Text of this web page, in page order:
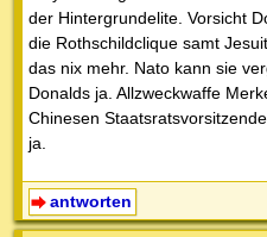
der Hintergrundelite. Vorsicht
die Rothschildclique samt
das nix mehr. Nato kann sie
Donalds ja. Allzweckwaffe
Chinesen
ja.
antworten